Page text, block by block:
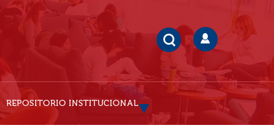
REPOSITORIO INSTITUCIONAL